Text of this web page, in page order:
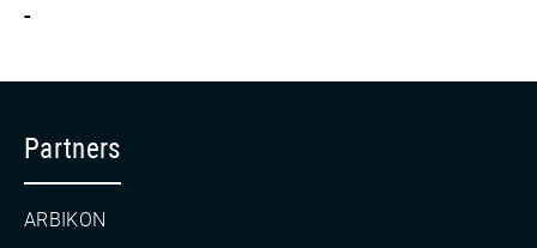
-
Partners
ARBIKON